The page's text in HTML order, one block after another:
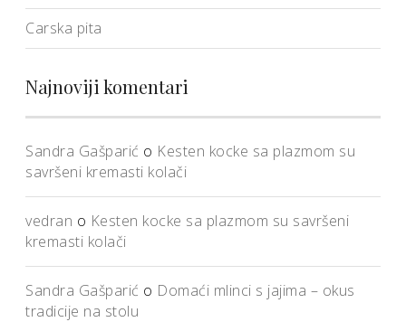
Carska pita
Najnoviji komentari
Sandra Gašparić o Kesten kocke sa plazmom su
savršeni kremasti kolači
vedran o Kesten kocke sa plazmom su savršeni
kremasti kolači
Sandra Gašparić o Domaći mlinci s jajima – okus
tradicije na stolu